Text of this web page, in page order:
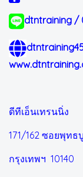
dtntraining /
ดีทีเอ็นเทรนนิ่ง
171/162 ซอยพุทธ
กรุงเทพฯ 10140